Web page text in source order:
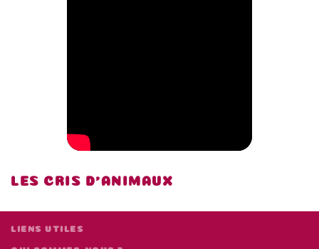
LES CRIS D'ANIMAUX
LIENS UTILES